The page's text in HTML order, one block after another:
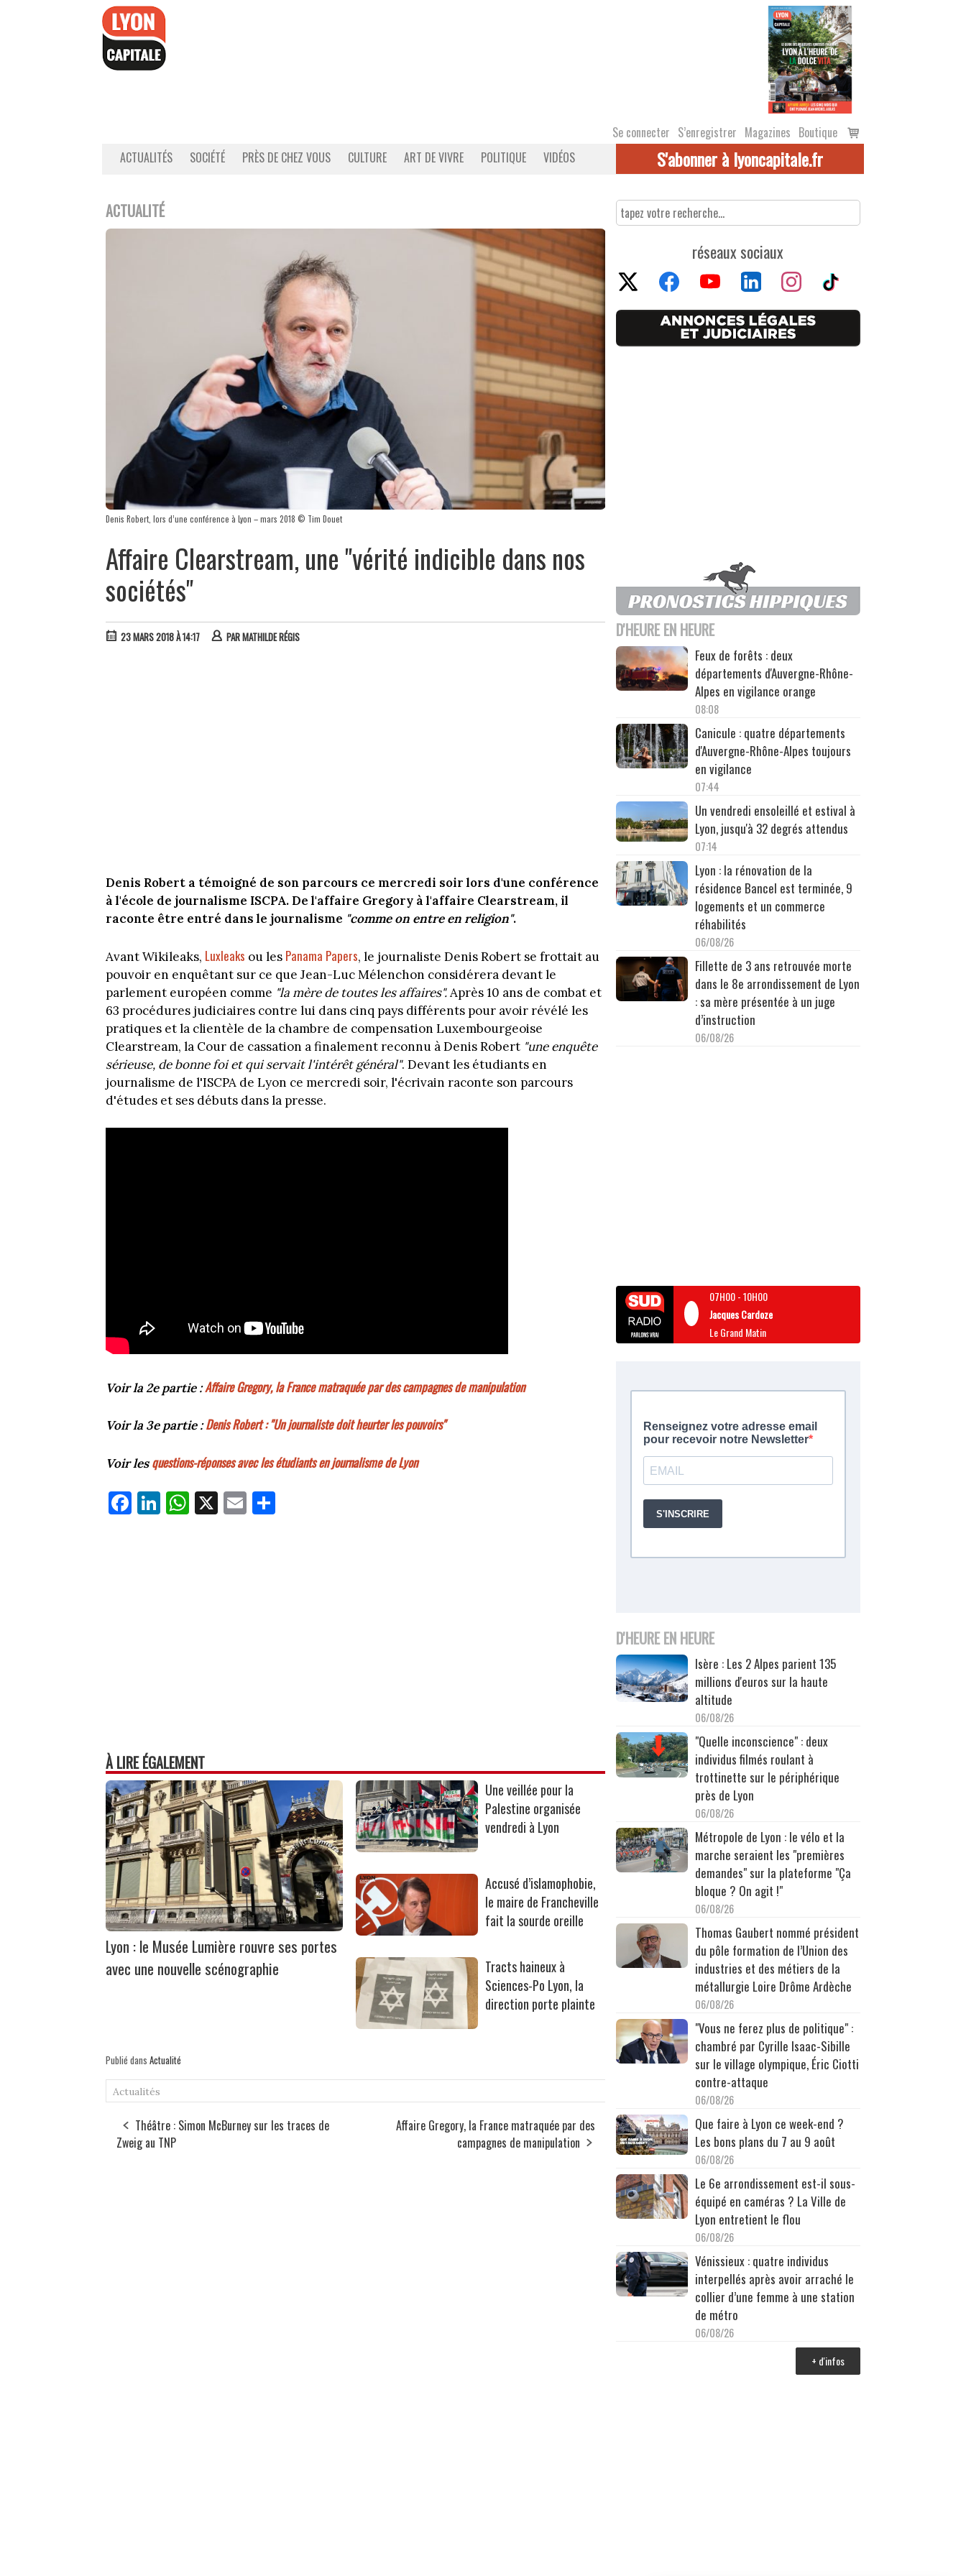
Se connecter S’enregistrer Magazines Boutique
Voir
le
ACTUALITÉS SOCIÉTÉ PRÈS DE CHEZ VOUS CULTURE ART DE VIVRE POLITIQUE VIDÉOS S'abonner à lyoncapitale.fr
ACTUALITÉ
Denis Robert, lors d’une conférence à Lyon – mars 2018 © Tim Douet
Affaire Clearstream, une "vérité indicible dans nos
sociétés"
23 MARS 2018 À 14:17 PARMATHILDE RÉGIS
Denis Robert a témoigné de son parcours ce mercredi soir lors d'une conférence
à l'école de journalisme ISCPA. De l'affaire Gregory à l'affaire Clearstream, il
raconte être entré dans le journalisme "comme on entre en religion".
Avant Wikileaks, Luxleaks ou les Panama Papers, le journaliste Denis Robert se frottait au
pouvoir en enquêtant sur ce que Jean-Luc Mélenchon considérera devant le
parlement européen comme "la mère de toutes les affaires".Après 10 ans de combat et
63 procédures judiciaires contre lui dans cinq pays différents pour avoir révélé les
pratiques et la clientèle de la chambre de compensation Luxembourgeoise
Clearstream, la Cour de cassation a finalement reconnu à Denis Robert "une enquête
sérieuse, de bonne foi et qui servait l'intérêt général". Devant les étudiants en
journalisme de l'ISCPA de Lyon ce mercredi soir, l'écrivain raconte son parcours
d'études et ses débuts dans la presse.
Voir la 2e partie :Affaire Gregory, la France matraquée par des campagnes de manipulation
Voir la 3e partie :Denis Robert : "Un journaliste doit heurter les pouvoirs"
Voir lesquestions-réponses avec les étudiants en journalisme de Lyon
Fa
ce
Li
nk
W
ha
X E
m
À LIRE ÉGALEMENT
Lyon : le Musée Lumière rouvre ses portes
avec une nouvelle scénographie
Une veillée pour la
Palestine organisée
vendredi à Lyon
Accusé d’islamophobie,
le maire de Francheville
fait la sourde oreille
Tracts haineux à
Sciences-Po Lyon, la
direction porte plainte
Publié dans Actualité
Actualités
Théâtre : Simon McBurney sur les traces de
Zweig au TNP
Affaire Gregory, la France matraquée par des
campagnes de manipulation
réseaux sociaux
D'HEURE EN HEURE
Feux de forêts : deux
départements d'Auvergne-Rhône-
Alpes en vigilance orange
08:08
Canicule : quatre départements
d'Auvergne-Rhône-Alpes toujours
en vigilance
07:44
Un vendredi ensoleillé et estival à
Lyon, jusqu'à 32 degrés attendus
07:14
Lyon : la rénovation de la
résidence Bancel est terminée, 9
logements et un commerce
réhabilités
06/08/26
Fillette de 3 ans retrouvée morte
dans le 8e arrondissement de Lyon
: sa mère présentée à un juge
d’instruction
06/08/26
07H00-10H00
Jacques Cardoze
Le Grand Matin
D'HEURE EN HEURE
Isère : Les 2 Alpes parient 135
millions d'euros sur la haute
altitude
06/08/26
"Quelle inconscience" : deux
individus filmés roulant à
trottinette sur le périphérique
près de Lyon
06/08/26
Métropole de Lyon : le vélo et la
marche seraient les "premières
demandes" sur la plateforme "Ça
bloque ? On agit !"
06/08/26
Thomas Gaubert nommé président
du pôle formation de l’Union des
industries et des métiers de la
métallurgie Loire Drôme Ardèche
06/08/26
"Vous ne ferez plus de politique" :
chambré par Cyrille Isaac-Sibille
sur le village olympique, Éric Ciotti
contre-attaque
06/08/26
Que faire à Lyon ce week-end ?
Les bons plans du 7 au 9 août
06/08/26
Le 6e arrondissement est-il sous-
équipé en caméras ? La Ville de
Lyon entretient le flou
06/08/26
Vénissieux : quatre individus
interpellés après avoir arraché le
collier d’une femme à une station
de métro
06/08/26
+ d'infos